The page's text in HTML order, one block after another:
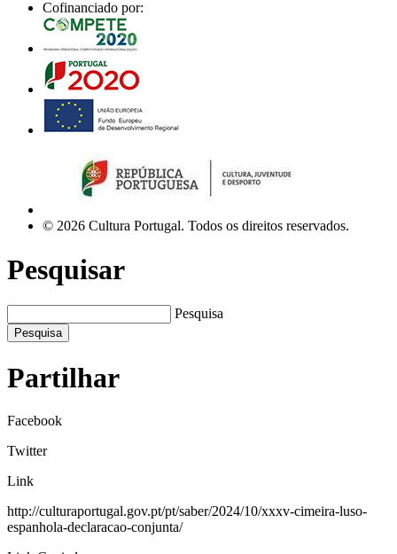
Cofinanciado por:
© 2026 Cultura Portugal. Todos os direitos reservados.
Pesquisar
Pesquisa
Pesquisa
Partilhar
Facebook
Twitter
Link
http://culturaportugal.gov.pt/pt/saber/2024/10/xxxv-cimeira-luso-
espanhola-declaracao-conjunta/